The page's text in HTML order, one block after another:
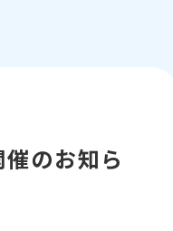
のお知ら